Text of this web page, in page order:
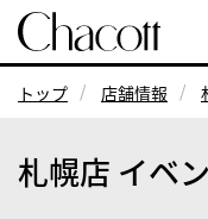
トップ 店舗情報
札幌店 イベ